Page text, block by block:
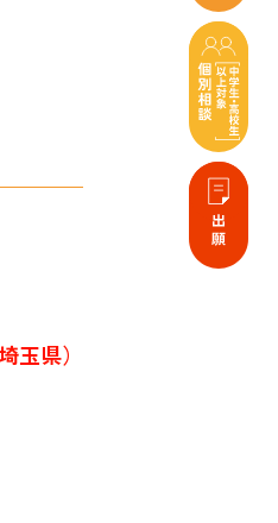
玉県）